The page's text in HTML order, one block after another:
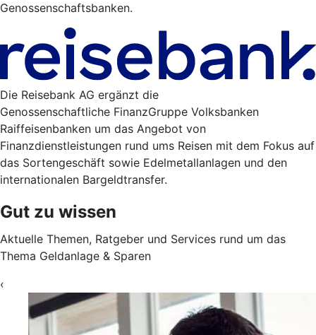
Genossenschaftsbanken.
Die Reisebank AG ergänzt die
Genossenschaftliche FinanzGruppe Volksbanken
Raiffeisenbanken um das Angebot von
Finanzdienstleistungen rund ums Reisen mit dem Fokus auf
das Sortengeschäft sowie Edelmetallanlagen und den
internationalen Bargeldtransfer.
Gut zu wissen
Aktuelle Themen, Ratgeber und Services rund um das
Thema Geldanlage & Sparen
‹